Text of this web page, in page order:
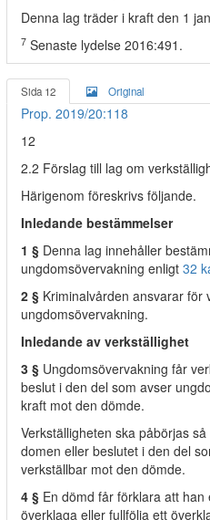
Denna lag träder i kraft den 1
7 Senaste lydelse 2016:491.
Sida 12 Original
Prop. 2019/20:118
12
2.2 Förslag till lag om
Härigenom föreskrivs följande.
Inledande bestämmelser
1 § Denna lag innehåller
ungdomsövervakning enligt 32
2 § Kriminalvården ansvarar för
ungdomsövervakning.
Inledande av verkställighet
3 § Ungdomsövervakning får
beslut i den del som avser
kraft mot den dömde.
Verkställigheten ska påbörjas
domen eller beslutet i den del
verkställbar mot den dömde.
4 § En dömd får förklara att
överklaga eller fullfölja ett